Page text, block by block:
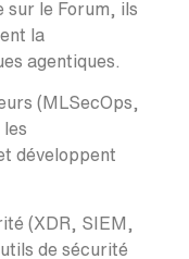
sur le Forum, ils
la
agentiques.
(MLSecOps,
les
développent
(XDR, SIEM,
de sécurité